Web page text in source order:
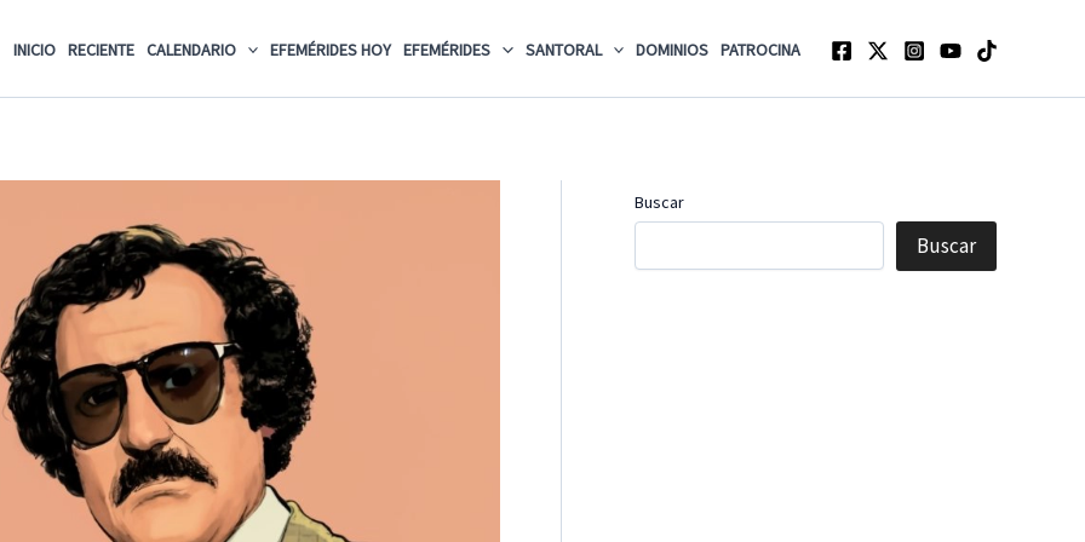
INICIO RECIENTE CALENDARIO EFEMÉRIDES HOY EFEMÉRIDES SANTORAL DOMINIOS PATROCINA
Buscar
Buscar